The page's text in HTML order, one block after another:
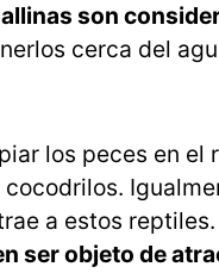
son
cerca del
los peces en el
a estos reptiles.
ser objeto de